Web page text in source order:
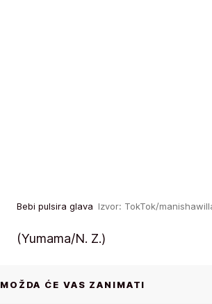
Bebi pulsira glava Izvor: TokTok/
(Yumama/N. Z.)
MOŽDA ĆE VAS ZANIMATI